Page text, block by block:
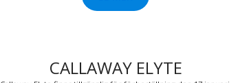
CALLAWAY ELYTE